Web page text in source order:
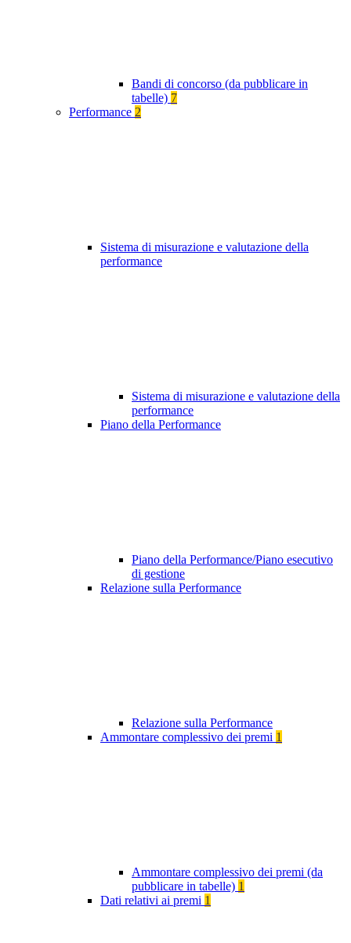
Bandi di concorso (da pubblicare in
tabelle) 7
Performance 2
Sistema di misurazione e valutazione della
performance
Sistema di misurazione e valutazione della
performance
Piano della Performance
Piano della Performance/Piano esecutivo
di gestione
Relazione sulla Performance
Relazione sulla Performance
Ammontare complessivo dei premi 1
Ammontare complessivo dei premi (da
pubblicare in tabelle) 1
Dati relativi ai premi 1